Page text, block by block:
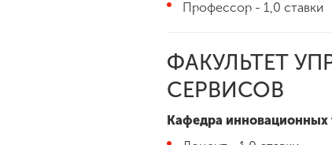
Профессор - 1,0 ставки
ФАКУЛЬТЕТ
СЕРВИСОВ
Кафедра инновационных